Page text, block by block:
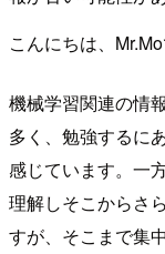
こんにちは、Mr.Mo
機械学習関連の情
多く、勉強するに
感じています。一
理解しそこからさ
すが、そこまで集